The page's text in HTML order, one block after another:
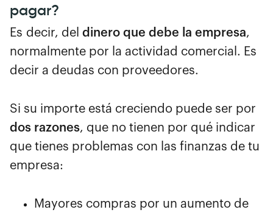
pagar?
Es decir, del dinero que debe la empresa,
normalmente por la actividad comercial. Es
decir a deudas con proveedores.
Si su importe está creciendo puede ser por
dos razones, que no tienen por qué indicar
que tienes problemas con las finanzas de tu
empresa:
Mayores compras por un aumento de